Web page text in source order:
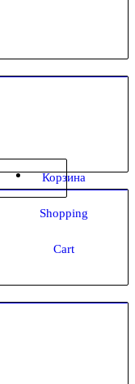
Корзина
Shopping
Cart